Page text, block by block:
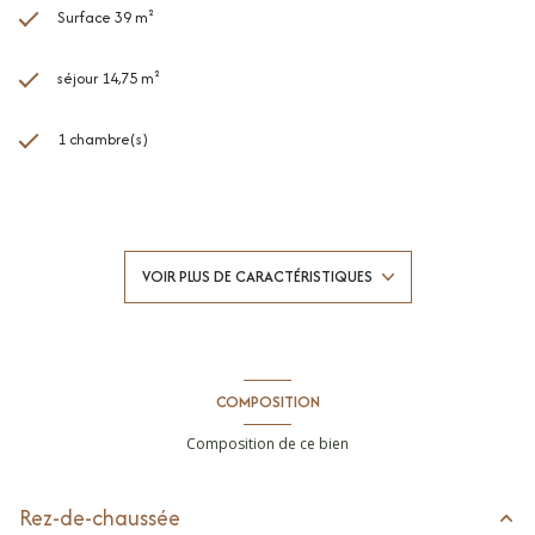
Surface 39 m²
séjour 14,75 m²
1 chambre(s)
ascenseur
VOIR PLUS DE CARACTÉRISTIQUES
COMPOSITION
Composition de ce bien
Rez-de-chaussée